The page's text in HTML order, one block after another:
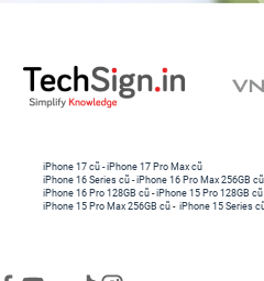
iPhone 17 cũ -iPhone 17 Pro Max cũ
iPhone 16 Series cũ - iPhone 16 Pro Max 256GB cũ
iPhone 16 Pro 128GB cũ -iPhone 15 Pro 128GB cũ
iPhone 15 Pro Max 256GB cũ - iPhone 15 Series